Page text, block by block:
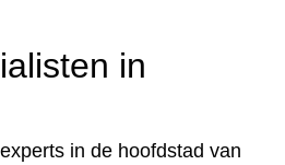
in
in de hoofdstad van